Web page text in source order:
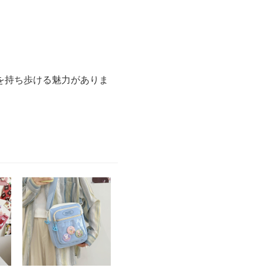
ち歩ける魅力がありま